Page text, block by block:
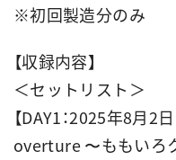
※初回製造分のみ
【収録内容】
＜セットリスト＞
【DAY1：2025年8月2日
overture 〜ももいろ